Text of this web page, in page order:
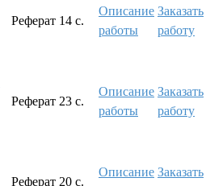
Реферат 14 с.
Описание
работы
Заказать
работу
Реферат 23 с.
Описание
работы
Заказать
работу
Реферат 20 с.
Описание Заказать